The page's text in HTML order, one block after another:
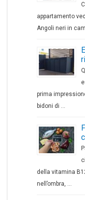
appartamento
Angoli neri in
prima
bidoni di …
della vitamina
nell’ombra, …